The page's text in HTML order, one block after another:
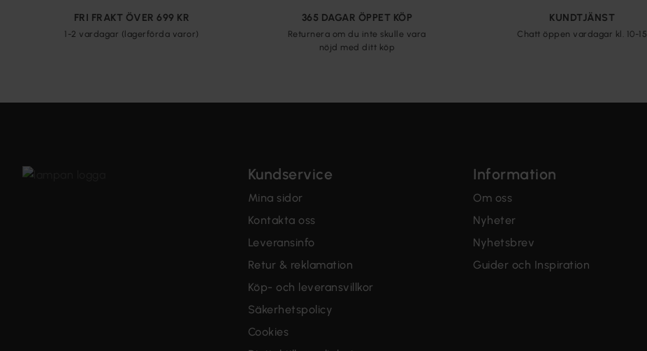
FRI FRAKT ÖVER 699 KR
1-2 vardagar (lagerförda varor)
365 DAGAR ÖPPET KÖP
Returnera om du inte skulle vara
nöjd med ditt köp
KUNDTJÄNST
Chatt öppen vardagar kl. 10-15
Kundservice
Mina sidor
Kontakta oss
Leveransinfo
Retur & reklamation
Köp- och leveransvillkor
Säkerhetspolicy
Cookies
Information
Om oss
Nyheter
Nyhetsbrev
Guider och Inspiration